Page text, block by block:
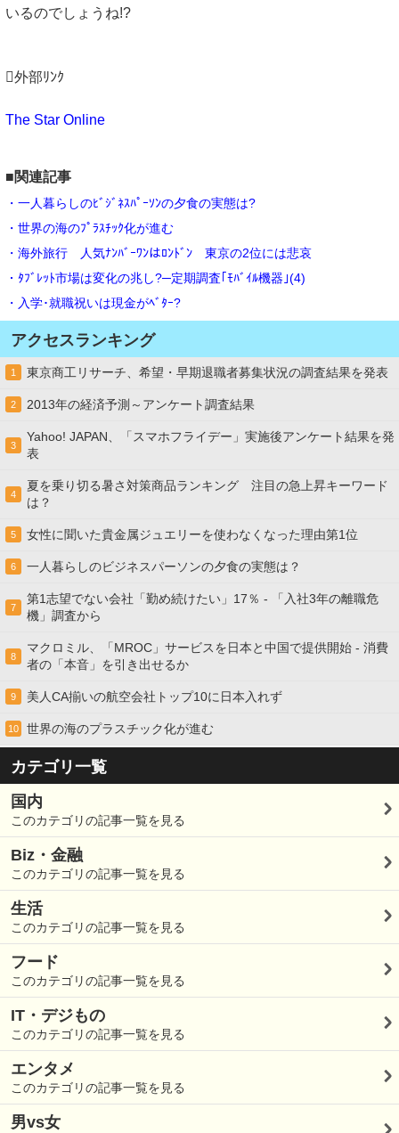
いるのでしょうね!?
外部ﾘﾝｸ
The Star Online
■関連記事
・一人暮らしのﾋﾞｼﾞﾈｽﾊﾟｰｿﾝの夕食の実態は?
・世界の海のﾌﾟﾗｽﾁｯｸ化が進む
・海外旅行 人気ﾅﾝﾊﾞｰﾜﾝはﾛﾝﾄﾞﾝ 東京の2位には悲哀
・ﾀﾌﾞﾚｯﾄ市場は変化の兆し?─定期調査｢ﾓﾊﾞｲﾙ機器｣(4)
・入学･就職祝いは現金がﾍﾞﾀｰ?
アクセスランキング
1 東京商工リサーチ、希望・早期退職者募集状況の調査結果を発表
2 2013年の経済予測～アンケート調査結果
3
Yahoo! JAPAN、「スマホフライデー」実施後アンケート結果を発
表
4
夏を乗り切る暑さ対策商品ランキング 注目の急上昇キーワード
は？
5 女性に聞いた貴金属ジュエリーを使わなくなった理由第1位
6 一人暮らしのビジネスパーソンの夕食の実態は？
7
第1志望でない会社「勤め続けたい」17％ - 「入社3年の離職危
機」調査から
8
マクロミル、「MROC」サービスを日本と中国で提供開始 - 消費
者の「本音」を引き出せるか
9 美人CA揃いの航空会社トップ10に日本入れず
10 世界の海のプラスチック化が進む
カテゴリ一覧
国内
このカテゴリの記事一覧を見る
Biz・金融
このカテゴリの記事一覧を見る
生活
このカテゴリの記事一覧を見る
フード
このカテゴリの記事一覧を見る
IT・デジもの
このカテゴリの記事一覧を見る
エンタメ
このカテゴリの記事一覧を見る
男vs女